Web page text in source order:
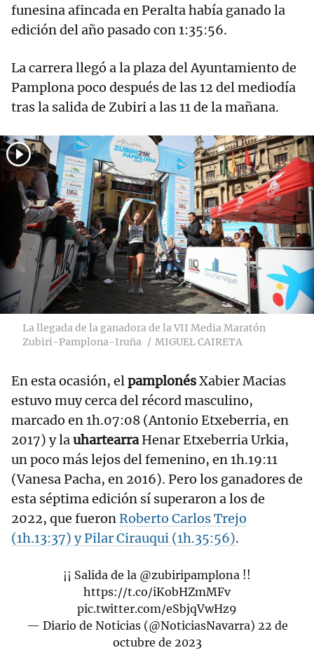
funesina afincada en Peralta había ganado la
edición del año pasado con 1:35:56.
La carrera llegó a la plaza del Ayuntamiento de
Pamplona poco después de las 12 del mediodía
tras la salida de Zubiri a las 11 de la mañana.
La llegada de la ganadora de la VII Media Maratón
Zubiri-Pamplona-Iruña
MIGUEL CAIRETA
En esta ocasión, elpamplonésXabier Macias
estuvo muy cerca del récord masculino,
marcado en 1h.07:08 (Antonio Etxeberria, en
2017) y lauhartearraHenar Etxeberria Urkia,
un poco más lejos del femenino, en 1h.19:11
(Vanesa Pacha, en 2016). Pero los ganadores de
esta séptima edición sí superaron a los de
2022, que fueronRoberto Carlos Trejo
(1h.13:37) y Pilar Cirauqui (1h.35:56).
¡¡ Salida de la @zubiripamplona !!
https://t.co/iKobHZmMFv
pic.twitter.com/eSbjqVwHz9
— Diario de Noticias (@NoticiasNavarra) 22 de
octubre de 2023